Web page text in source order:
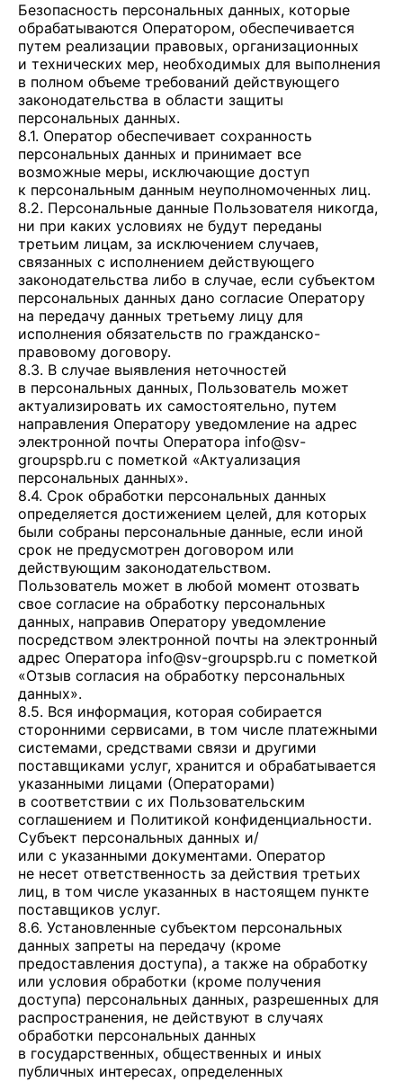
Безопасность персональных данных, которые
обрабатываются Оператором, обеспечивается
путем реализации правовых, организационных
и технических мер, необходимых для выполнения
в полном объеме требований действующего
законодательства в области защиты
персональных данных.
8.1. Оператор обеспечивает сохранность
персональных данных и принимает все
возможные меры, исключающие доступ
к персональным данным неуполномоченных лиц.
8.2. Персональные данные Пользователя никогда,
ни при каких условиях не будут переданы
третьим лицам, за исключением случаев,
связанных с исполнением действующего
законодательства либо в случае, если субъектом
персональных данных дано согласие Оператору
на передачу данных третьему лицу для
исполнения обязательств по гражданско-
правовому договору.
8.3. В случае выявления неточностей
в персональных данных, Пользователь может
актуализировать их самостоятельно, путем
направления Оператору уведомление на адрес
электронной почты Оператора info@sv-
groupspb.ru с пометкой «Актуализация
персональных данных».
8.4. Срок обработки персональных данных
определяется достижением целей, для которых
были собраны персональные данные, если иной
срок не предусмотрен договором или
действующим законодательством.
Пользователь может в любой момент отозвать
свое согласие на обработку персональных
данных, направив Оператору уведомление
посредством электронной почты на электронный
адрес Оператора info@sv-groupspb.ru с пометкой
«Отзыв согласия на обработку персональных
данных».
8.5. Вся информация, которая собирается
сторонними сервисами, в том числе платежными
системами, средствами связи и другими
поставщиками услуг, хранится и обрабатывается
указанными лицами (Операторами)
в соответствии с их Пользовательским
соглашением и Политикой конфиденциальности.
Субъект персональных данных и/
или с указанными документами. Оператор
не несет ответственность за действия третьих
лиц, в том числе указанных в настоящем пункте
поставщиков услуг.
8.6. Установленные субъектом персональных
данных запреты на передачу (кроме
предоставления доступа), а также на обработку
или условия обработки (кроме получения
доступа) персональных данных, разрешенных для
распространения, не действуют в случаях
обработки персональных данных
в государственных, общественных и иных
публичных интересах, определенных